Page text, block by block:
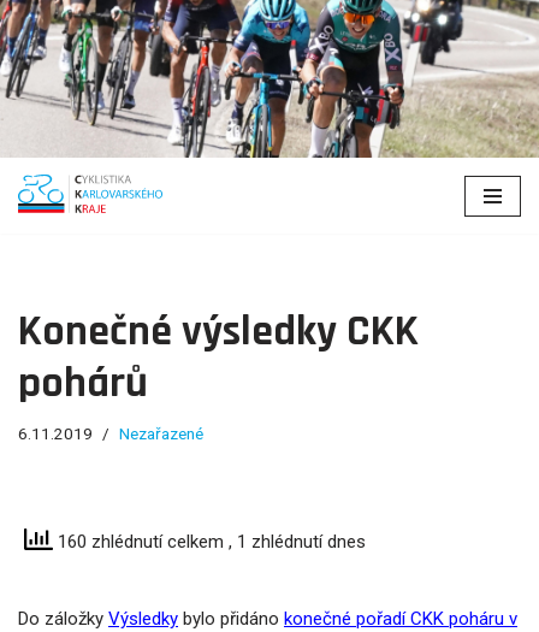
Přeskočit
na
Konečné výsledky CKK
pohárů
6.11.2019 Nezařazené
160 zhlédnutí celkem , 1 zhlédnutí dnes
Do záložky Výsledky bylo přidáno konečné pořadí CKK poháru v